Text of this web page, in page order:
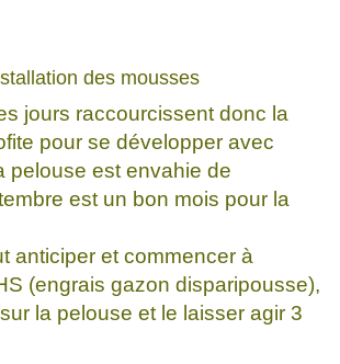
des mousses
jours raccourcissent donc la
pour se développer avec
pelouse est envahie de
est un bon mois pour la
anticiper et commencer à
(engrais gazon disparipousse),
la pelouse et le laisser agir 3